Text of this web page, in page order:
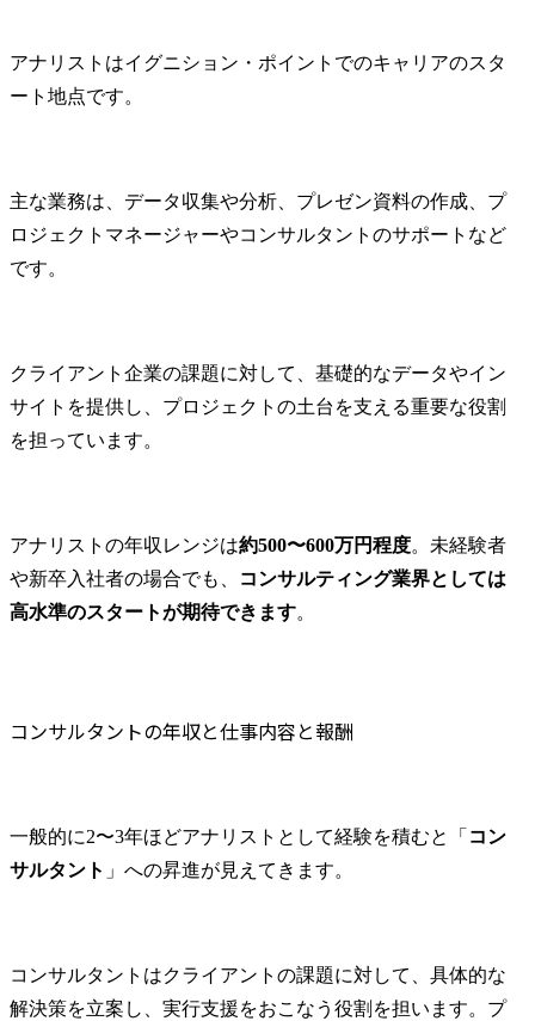
アナリストはイグニション・ポイントでのキャリアのスタ
ート地点です。
主な業務は、データ収集や分析、プレゼン資料の作成、プ
ロジェクトマネージャーやコンサルタントのサポートなど
です。
クライアント企業の課題に対して、基礎的なデータやイン
サイトを提供し、プロジェクトの土台を支える重要な役割
を担っています。
アナリストの年収レンジは約500〜600万円程度。未経験者
や新卒入社者の場合でも、
コンサルティング業界としては
高水準のスタートが期待できます。
コンサルタントの年収と仕事内容と報酬
一般的に2〜3年ほどアナリストとして経験を積むと「 コン
サルタント 」への昇進が見えてきます。
コンサルタントはクライアントの課題に対して、具体的な
解決策を立案し、実行支援をおこなう役割を担います。プ